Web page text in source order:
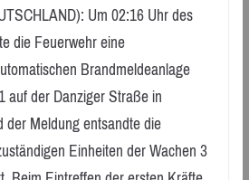
Um 02:16 Uhr des
die Feuerwehr eine
Brandmeldeanlage
auf der Danziger Straße in
der Meldung entsandte die
Einheiten der Wachen 3